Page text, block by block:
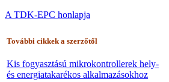
A TDK-EPC honlapja
További cikkek a szerzőtől
Kis fogyasztású mikrokontrollerek hely-
és energiatakarékos alkalmazásokhoz